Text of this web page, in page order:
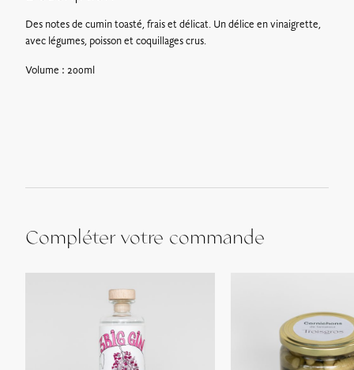
Les bons cadeaux peuvent être récupérés dès le lendemain à
l’adresse suivante : 728 route de Villerest, 42155 Ouches
*La Maison Troisgros sera fermée pour congés annuels du 23
Des notes de cumin toasté, frais et délicat. Un délice en vinaigrette,
avec légumes, poisson et coquillages crus.
Volume : 200ml
Compléter votre commande